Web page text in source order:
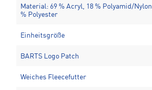
Material: 69 % Acryl, 18 % Polyamid/
% Polyester
Einheitsgröße
BARTS Logo Patch
Weiches Fleecefutter